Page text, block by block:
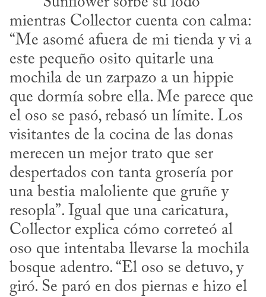
mientras Collector cuenta con calma:
“Me asomé afuera de mi tienda y vi a
este pequeño osito quitarle una
mochila de un zarpazo a un hippie
que dormía sobre ella. Me parece que
el oso se pasó, rebasó un límite. Los
visitantes de la cocina de las donas
merecen un mejor trato que ser
despertados con tanta grosería por
una bestia maloliente que gruñe y
resopla”. Igual que una caricatura,
Collector explica cómo correteó al
oso que intentaba llevarse la mochila
bosque adentro. “El oso se detuvo, y
giró. Se paró en dos piernas e hizo el